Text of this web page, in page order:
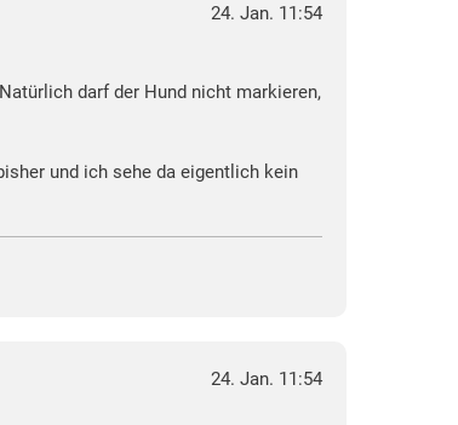
24. Jan. 11:54
darf der Hund nicht markieren,
und ich sehe da eigentlich kein
24. Jan. 11:54